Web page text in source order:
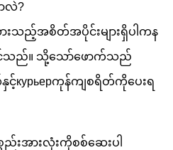
လဲ?
သည့်အစိတ်အပိုင်းများရှိပါကန
သည်။ သို့သော်ဖောက်သည်
င့်курьерကုန်ကျစရိတ်ကိုပေးရ
ည်းအားလုံးကိုစစ်ဆေးပါ